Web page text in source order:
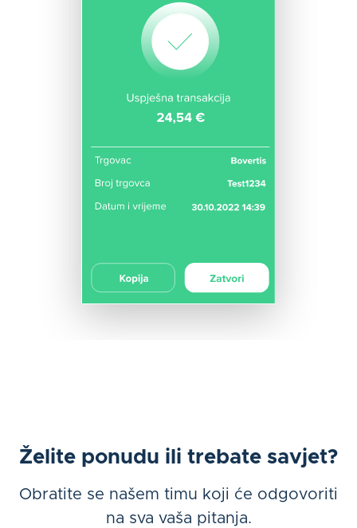
Želite ponudu ili trebate savjet?
Obratite se našem timu koji će odgovoriti
na sva vaša pitanja.